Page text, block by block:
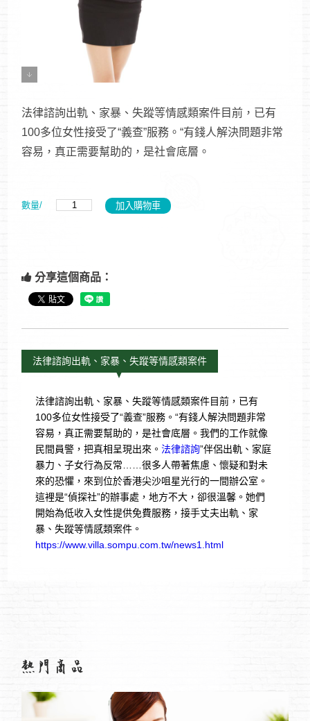
法律諮詢出軌、家暴、失蹤等情感類案件目前，已有
100多位女性接受了“義查”服務。“有錢人解決問題非常
容易，真正需要幫助的，是社會底層。
數量/
分享這個商品：
法律諮詢出軌、家暴、失蹤等情感類案件
法律諮詢出軌、家暴、失蹤等情感類案件目前，已有
100多位女性接受了“義查”服務。“有錢人解決問題非常
容易，真正需要幫助的，是社會底層。我們的工作就像
民間員警，把真相呈現出來。 法律諮詢”伴侶出軌、家庭
暴力、子女行為反常……很多人帶著焦慮、懷疑和對未
來的恐懼，來到位於香港尖沙咀星光行的一間辦公室。
這裡是“偵探社”的辦事處，地方不大，卻很溫馨。她們
開始為低收入女性提供免費服務，接手丈夫出軌、家
暴、失蹤等情感類案件。
https://www.villa.sompu.com.tw/news1.html